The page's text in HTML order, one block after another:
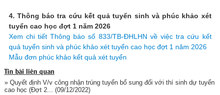
4. Thông báo tra cứu kết quả tuyển sinh và phúc khảo xét
tuyển cao học đợt 1 năm 2026
Xem chi tiết Thông báo số 833/TB-ĐHLHN về việc tra cứu kết
quả tuyển sinh và phúc khảo xét tuyển cao học đợt 1 năm 2026
Mẫu đơn phúc khảo kết quả xét tuyển
Tin bài liên quan
» Quyết định V/v công nhận trúng tuyển bổ sung đối với thí sinh dự tuyển
cao học (Đợt 2...
(09/12/2022)